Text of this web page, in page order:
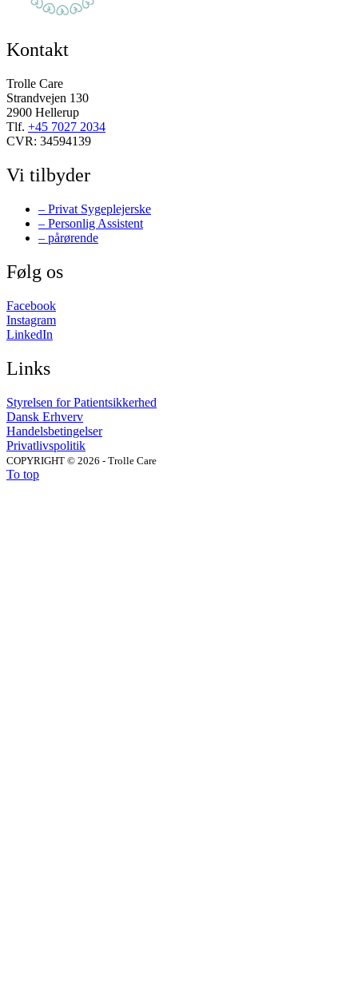
Kontakt
Trolle Care
Strandvejen 130
2900 Hellerup
Tlf. +45 7027 2034
CVR: 34594139
Vi tilbyder
– Privat Sygeplejerske
– Personlig Assistent
– pårørende
Følg os
Facebook
Instagram
LinkedIn
Links
Styrelsen for Patientsikkerhed
Dansk Erhverv
Handelsbetingelser
Privatlivspolitik
COPYRIGHT © 2026 - Trolle Care
To top